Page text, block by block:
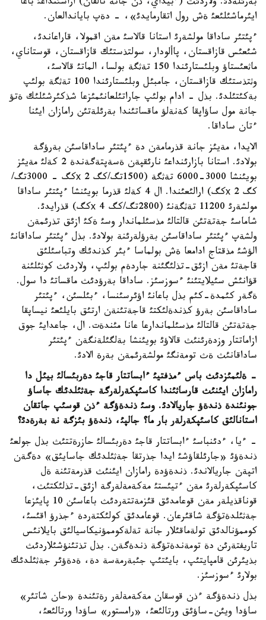
بةرئلةدئ. ولاردئث (ءبيداي، ذن جانة تالقان) اراسئنداعئ باعا
ايئرماشئلئعئ ةش رول اتقارمايدئ»، - دةپ باياندالعان.
ءپئتئر ساداقا مولشةرئ استانا قالاسئ مةن اقمولا، قاراعاندئ،
شئعئس قازاقستان، پاألودار، سولتذستئك قازاقستان، قوستاناي،
ماثعئستاؤ وبلئستارئندا 150 تةثگة بولسا، الماتئ قالاسئ،
وثتذستئك قازاقستان، جامبئل وبلئستارئندا 100 تةثگة بولئپ
بةكئتئلدئ. بذل - ادام بولئپ جاراتئلعانئمئزعا شذكئرشئلئك ةتؤ
جانة مول ساؤاپقا كةنةلؤ ماقساتئندا بةرئلةتئن رامازان ايئنا
ءتان ساداقا.
الايدا، مةيئز جانة قذرمامةن دة ءپئتئر ساداقاسئن بةرؤگة
بولادئ. استانا بازارئنداعئ نارئقپةن ةسةپتةگةندة 2 كةلئ مةيئز
بويئنشا 3000-6000 تةثگة (1500تگ/كگ х 2كگ - 3000تگ/
كگ х 2كگ) ارالئعئندا. ال 4 كةلئ قذرما بويئنشا ءپئتئر ساداقا
مولشةرئ 11200 تةثگةنئ (2800تگ/كگ х 4كگ) قذرايدئ.
شاماسئ جةتةتئن قالتالئ مذسئلماندار وسئ ةكئ ازئق تذرئمةن
ولشةپ ءپئتئر ساداقاسئن بةرؤلةرئنة بولادئ. بذل ءپئتئر ساداقانئ
الؤشئ مذقتاج ادامعا ةش بولماسا ءبئر كذندئك وتباسئلئق
قاجةتئ مةن ازئق-تذلئگئنة جاردةم بولئپ، ولاردئث كوثئلئنة
قؤانئش سئيلايتئنئ ءسوزسئز. ساداقا بةرؤدئث ماقساتئ دا سول.
ةگةر كئمدة-كئم بذل باعانئ اؤئرسئنسا، ءبئلسئن، ءپئتئر
ساداقاسئن بةرؤ كذندةلئكتئ قاجةتئنةن ارتئق بايلئعئ نيساپقا
جةتةتئن قالتالئ مذسئلماندارعا عانا مئندةت. ال، جاعدايئ جوق
ازاماتتار وزدةرئنئث قالاؤئ بويئنشا بةلگئلةنگةن ءپئتئر
ساداقانئث ةث تومةنگئ مولشةرئمةن بةرة الادئ.
- ةلئمئزدئث باس ءمذفتيئ ءابساتتار قاجئ دةربئسالئ بيئل دا
رامازان ايئنئث قارساثئندا كاسئپكةرلةرگة جةثئلدئك جاساؤ
جونئندة ذندةؤ جاريالادئ. وسئ ذندةؤگة ءذن قوسئپ جاتقان
استانالئق كاسئپكةرلةر بار ما؟ جالپئ، ذندةؤ بئزگة نة بةرةدئ؟
- ءيا، ءدئنباسئ ءابساتتار قاجئ دةربئسالئ حازرةتتئث بذل جولعئ
ذندةؤئ «جارئلقاؤشئ ايدا جذرتقا جةثئلدئك جاسايئق» دةگةن
اتپةن جاريالاندئ. ذندةؤدة رامازان ايئنئث قذرمةتئنة ةل
كاسئپكةرلةرئ مةن ءتيئستئ مةكةمةلةرگة ازئق-تذلئكتئث،
قوناقذيلةر مةن قوعامدئق قئزمةتتةردئث باعاسئن 10 پايئزعا
جةثئلدةتؤگة شاقئرعان. قوعامدئق كولئكتةردة ءجذرؤ اقئسئ،
كوممؤنالدئق تولةماقئلار جانة تةلةكوممؤنيكاسيالئق بايلانئس
تاريفتةرئن دة تومةندةتؤگة ذندةگةن. بذل تذتئنؤشئلاردئث
بذيئرئن قامپايتئپ، بايئتئپ جئبةرمةسة دة، ةدةؤئر جةثئلدئك
بولارئ ءسوزسئز.
بذل ذندةؤگة ءذن قوسقان مةكةمةلةر رةتئندة «حان شاتئر»
ساؤدا ويئن-ساؤئق ورتالئعئ، «رامستور» ساؤدا ورتالئعئ،